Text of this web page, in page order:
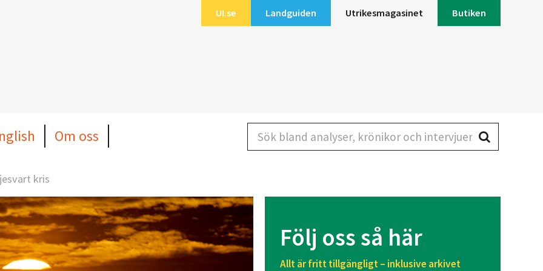
UI.se Landguiden Utrikesmagasinet Butiken
Om oss
kris
Följ oss så här
Allt är fritt tillgängligt – inklusive arkivet